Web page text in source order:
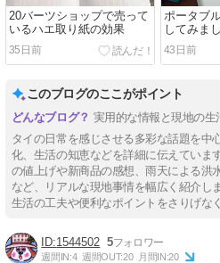
20バーツショップで売って
いるハエ取り紙の効果
35日前
ポータブ
してみまし
43日前
このブログのここがポイント
実用的な情報と現地の生
タイの日常を感じさせる多彩な話題を中
化、生活の知恵などを詳細に伝えていま
の値上げや新商品の感想、雨天による洪
など、リアルな現地事情を幅広く紹介し
生活の工夫や便利なポイントをさりげな
1544502 5
週間IN:4 週間OUT:20 月間IN:20